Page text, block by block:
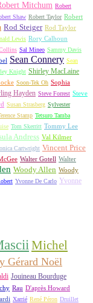
Mitchum Robert
Shaw Robert Taylor Robert
Rod Steiger Rod Taylor
Lewis Rory Calhoun
Sal Mineo Sammy Davis
Sean Connery Sean
Knight Shirley MacLaine
Soon-Tek Oh Sophia
Hayden Steve Forrest Steve
Susan Strasberg Sylvester
Stamp Tetsuro Tamba
Tom Skerritt Tommy Lee
Andress Val Kilmer
Cartwright Vincent Price
Walter Gotell Walter
Woody Allen Woody
Yvonne De Carlo Yvonne
Michel
Gérard Noël
Jouineau Bourduge
Rau D'après Howard
Xarrié René Péron Druillet